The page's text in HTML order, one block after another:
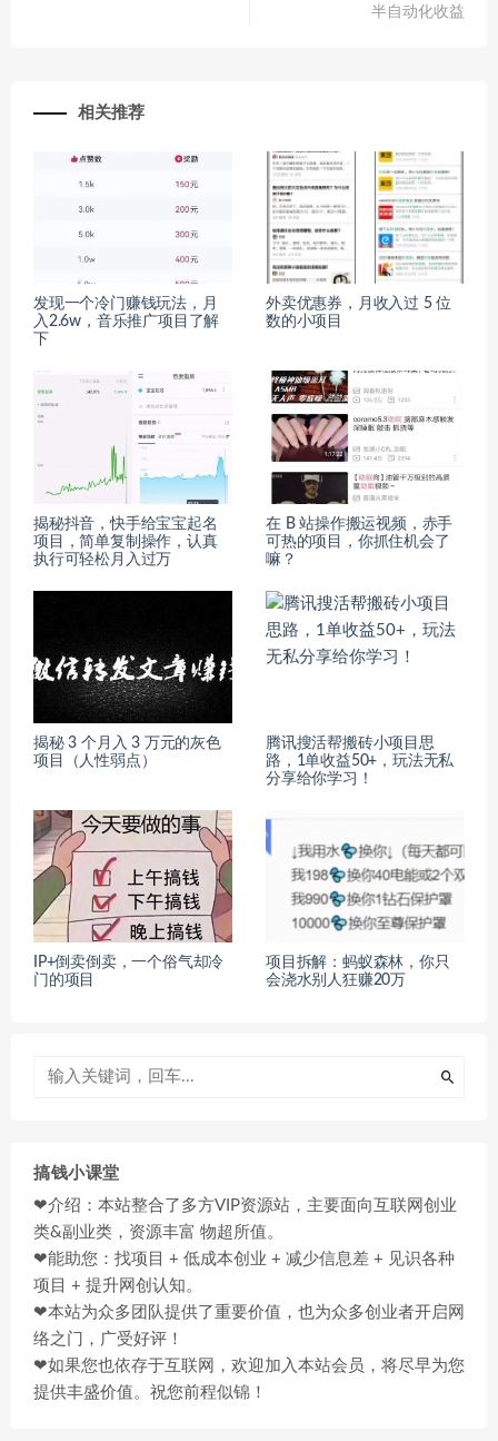
半自动化收益
相关推荐
发现一个冷门赚钱玩法，月
入2.6w，音乐推广项目了解
下
外卖优惠券，月收入过 5 位
数的小项目
揭秘抖音，快手给宝宝起名
项目，简单复制操作，认真
执行可轻松月入过万
在 B 站操作搬运视频，赤手
可热的项目，你抓住机会了
嘛？
揭秘 3 个月入 3 万元的灰色
项目（人性弱点）
腾讯搜活帮搬砖小项目思
路，1单收益50+，玩法无私
分享给你学习！
IP+倒卖倒卖，一个俗气却冷
门的项目
项目拆解：蚂蚁森林，你只
会浇水别人狂赚20万
搞钱小课堂
❤介绍：本站整合了多方VIP资源站，主要面向互联网创业
类&副业类，资源丰富 物超所值。
❤能助您：找项目 + 低成本创业 + 减少信息差 + 见识各种
项目 + 提升网创认知。
❤本站为众多团队提供了重要价值，也为众多创业者开启网
络之门，广受好评！
❤如果您也依存于互联网，欢迎加入本站会员，将尽早为您
提供丰盛价值。祝您前程似锦！